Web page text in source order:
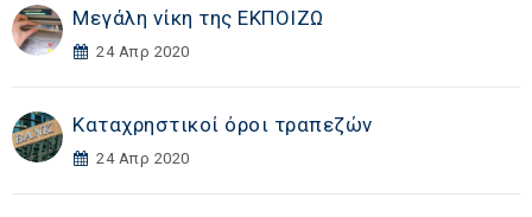
Μεγάλη νίκη της ΕΚΠΟΙΖΩ
24 Απρ 2020
Καταχρηστικοί όροι τραπεζών
24 Απρ 2020